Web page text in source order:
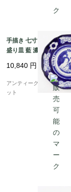
手描き 七寸 染付 中皿
盛り皿 藍 濃紺 和骨董
和食 ワンプレート アン
ティーク(松竹梅・牡
丹)
10,840 円
アンティークブルーパロ
ット